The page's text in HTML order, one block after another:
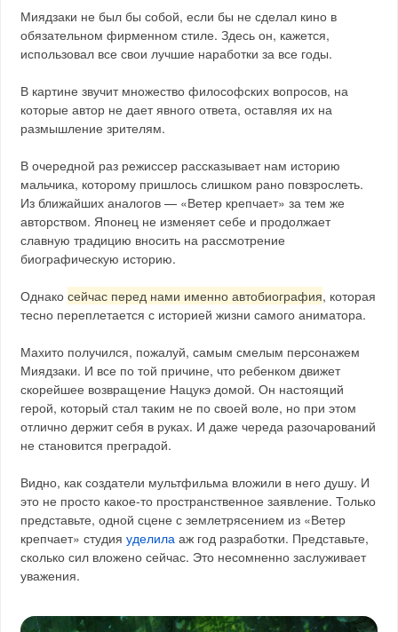
Миядзаки не был бы собой, если бы не сделал кино в
обязательном фирменном стиле. Здесь он, кажется,
использовал все свои лучшие наработки за все годы.
В картине звучит множество философских вопросов, на
которые автор не дает явного ответа, оставляя их на
размышление зрителям.
В очередной раз режиссер рассказывает нам историю
мальчика, которому пришлось слишком рано повзрослеть.
Из ближайших аналогов — «Ветер крепчает» за тем же
авторством. Японец не изменяет себе и продолжает
славную традицию вносить на рассмотрение
биографическую историю.
Однакосейчас перед нами именно автобиография, которая
тесно переплетается с историей жизни самого аниматора.
Махито получился, пожалуй, самым смелым персонажем
Миядзаки. И все по той причине, что ребенком движет
скорейшее возвращение Нацукэ домой. Он настоящий
герой, который стал таким не по своей воле, но при этом
отлично держит себя в руках. И даже череда разочарований
не становится преградой.
Видно, как создатели мультфильма вложили в него душу. И
это не просто какое-то пространственное заявление. Только
представьте, одной сцене с землетрясением из «Ветер
крепчает» студияуделила аж год разработки. Представьте,
сколько сил вложено сейчас. Это несомненно заслуживает
уважения.